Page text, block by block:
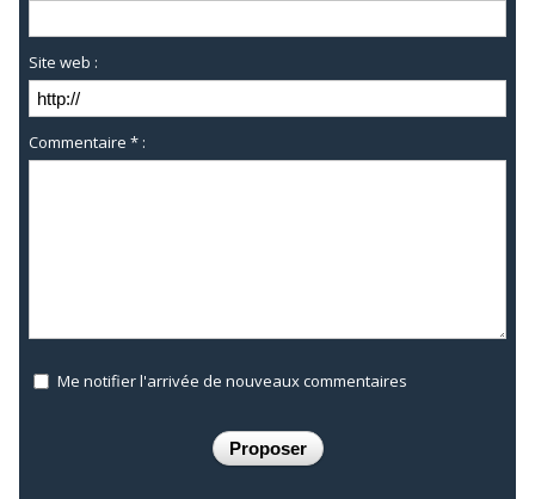
Site web :
Commentaire * :
Me notifier l'arrivée de nouveaux commentaires